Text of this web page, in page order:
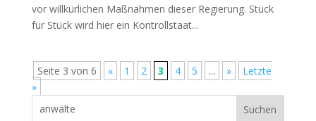
vor will­kür­li­chen Maß­nah­men die­ser Regie­rung. Stück
für Stück wird hier ein Kon­troll­staat...
Seite 3 von 6 « 1 2 3 4 5 ... »
Letzte
»